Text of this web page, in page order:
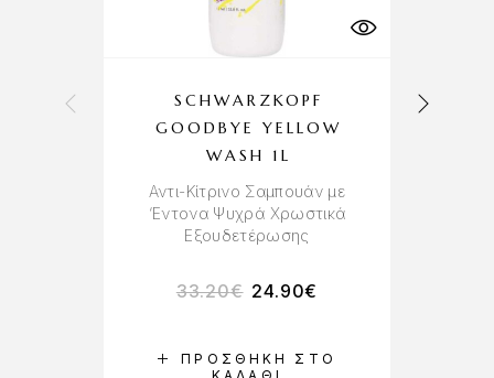
ΠΡΟΣΘΉΚΗ ΣΤΟ
SCHWARZKOPF
GOODBYE YELLOW
WASH 1L
Αντι-Κίτρινο Σαμπουάν με
‘Εντονα Ψυχρά Χρωστικά
Εξουδετέρωσης
33.20€ 24.90€